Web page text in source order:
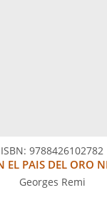
ISBN: 9788426102782
EL PAIS DEL ORO
Georges Remi